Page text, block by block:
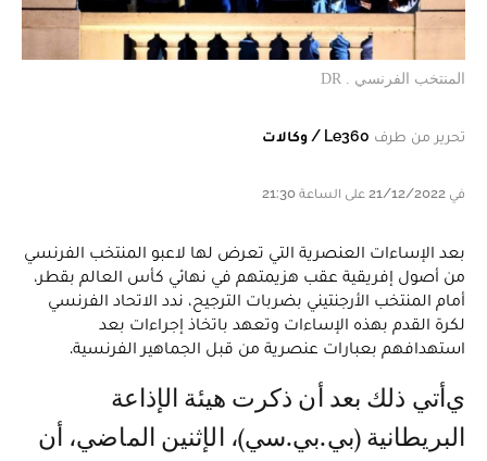
المنتخب الفرنسي . DR
تحرير من طرف Le360 / وكالات
في 21/12/2022 على الساعة 21:30
بعد الإساءات العنصرية التي تعرض لها لاعبو المنتخب الفرنسي
من أصول إفريقية عقب هزيمتهم في نهائي كأس العالم بقطر،
أمام المنتخب الأرجنتيني بضربات الترجيح، ندد الاتحاد الفرنسي
لكرة القدم بهذه الإساءات وتعهد باتخاذ إجراءات بعد
استهدافهم بعبارات عنصرية من قبل الجماهير الفرنسية.
يأتي ذلك بعد أن ذكرت هيئة الإذاعة
البريطانية (بي.بي.سي)، الإثنين الماضي، أن